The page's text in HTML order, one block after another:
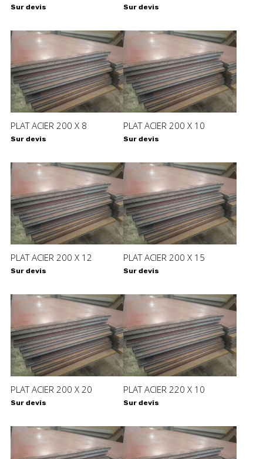
Sur devis Sur devis
PLAT ACIER 200 X 8
Sur devis
PLAT ACIER 200 X 10
Sur devis
PLAT ACIER 200 X 12
Sur devis
PLAT ACIER 200 X 15
Sur devis
PLAT ACIER 200 X 20
Sur devis
PLAT ACIER 220 X 10
Sur devis